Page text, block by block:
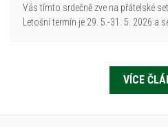
Vás tímto srdečně zve na přátelské
Letošní termín je 29. 5.-31. 5. 2026 a
VÍCE